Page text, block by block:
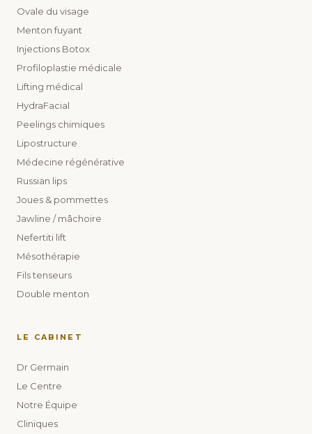
Ovale du visage
Menton fuyant
Injections Botox
Profiloplastie médicale
Lifting médical
HydraFacial
Peelings chimiques
Lipostructure
Médecine régénérative
Russian lips
Joues & pommettes
Jawline / mâchoire
Nefertiti lift
Mésothérapie
Fils tenseurs
Double menton
LE CABINET
Dr Germain
Le Centre
Notre Équipe
Cliniques